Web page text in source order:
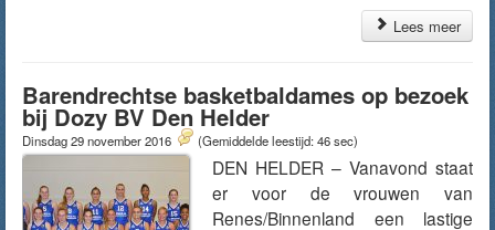
Lees meer
Barendrechtse basketbaldames op bezoek
bij Dozy BV Den Helder
Dinsdag 29 november 2016 (Gemiddelde leestijd: 46 sec)
DEN HELDER – Vanavond staat
er voor de vrouwen van
Renes/Binnenland een lastige